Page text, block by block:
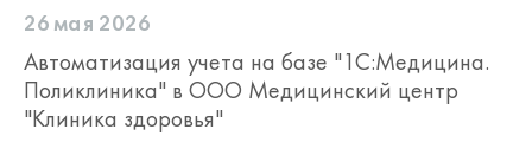
прививках"
26 мая 2026
Автоматизация учета на базе "1С:Медицина.
Поликлиника" в ООО Медицинский центр
"Клиника здоровья"